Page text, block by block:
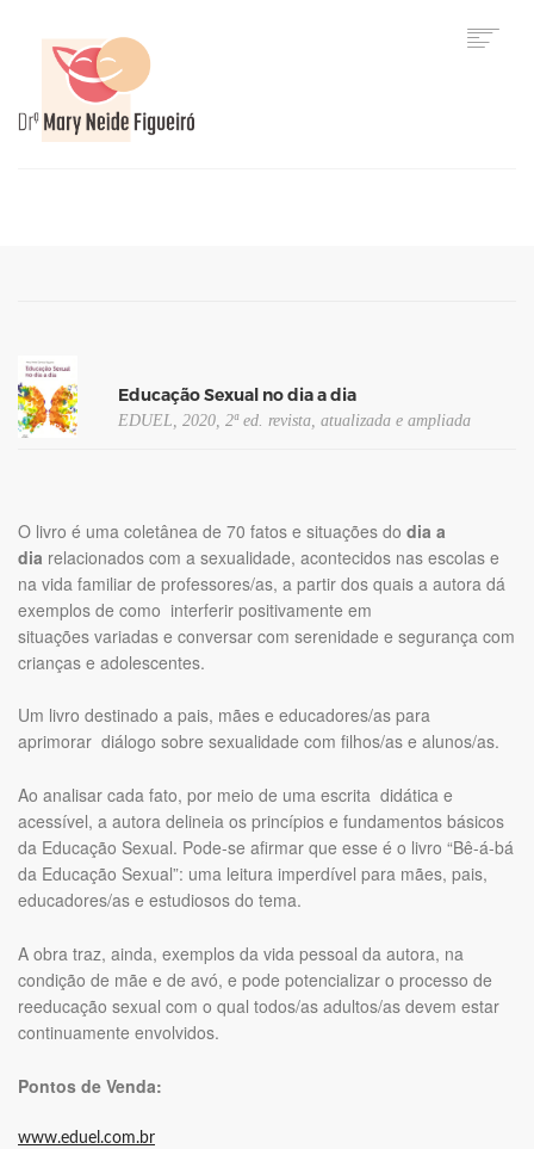
Educação Sexual no dia a dia
EDUEL, 2020, 2ª ed. revista, atualizada e ampliada
O livro é uma coletânea de 70 fatos e situações do dia a
dia relacionados com a sexualidade, acontecidos nas escolas e
na vida familiar de professores/as, a partir dos quais a autora dá
exemplos de como interferir positivamente em
situações variadas e conversar com serenidade e segurança com
crianças e adolescentes.
Um livro destinado a pais, mães e educadores/as para
aprimorar diálogo sobre sexualidade com filhos/as e alunos/as.
Ao analisar cada fato, por meio de uma escrita didática e
acessível, a autora delineia os princípios e fundamentos básicos
da Educação Sexual. Pode-se afirmar que esse é o livro “Bê-á-bá
da Educação Sexual”: uma leitura imperdível para mães, pais,
educadores/as e estudiosos do tema.
A obra traz, ainda, exemplos da vida pessoal da autora, na
condição de mãe e de avó, e pode potencializar o processo de
reeducação sexual com o qual todos/as adultos/as devem estar
continuamente envolvidos.
Pontos de Venda:
www.eduel.com.br